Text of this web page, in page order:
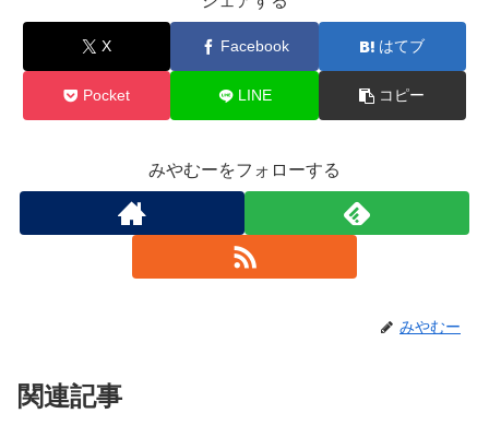
X Facebook はてブ
Pocket LINE コピー
みやむーをフォローする
みやむー
関連記事